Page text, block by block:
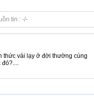
tin : -/-
thức vái lạy ở đời thường cùng